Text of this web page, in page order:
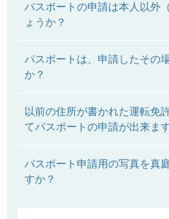
パスポートの申請は本人以外
ょうか？
パスポートは、申請したその
か？
以前の住所が書かれた運転免
てパスポートの申請が出来ま
パスポート申請用の写真を真
すか？